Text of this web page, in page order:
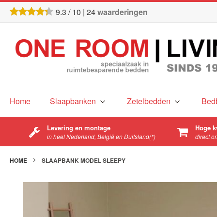
9.3 / 10 | 24waarderingen
Home Slaapbanken Zetelbedden
Levering en montage
in heel Nederland, België en Duitsland(*)
Hoge
direct
HOME SLAAPBANK MODEL SLEEPY